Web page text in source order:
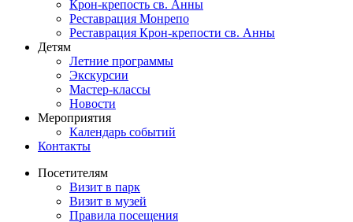
Крон-крепость св. Анны
Реставрация Монрепо
Реставрация Крон-крепости св. Анны
Детям
Летние программы
Экскурсии
Мастер-классы
Новости
Мероприятия
Календарь событий
Контакты
Посетителям
Визит в парк
Визит в музей
Правила посещения